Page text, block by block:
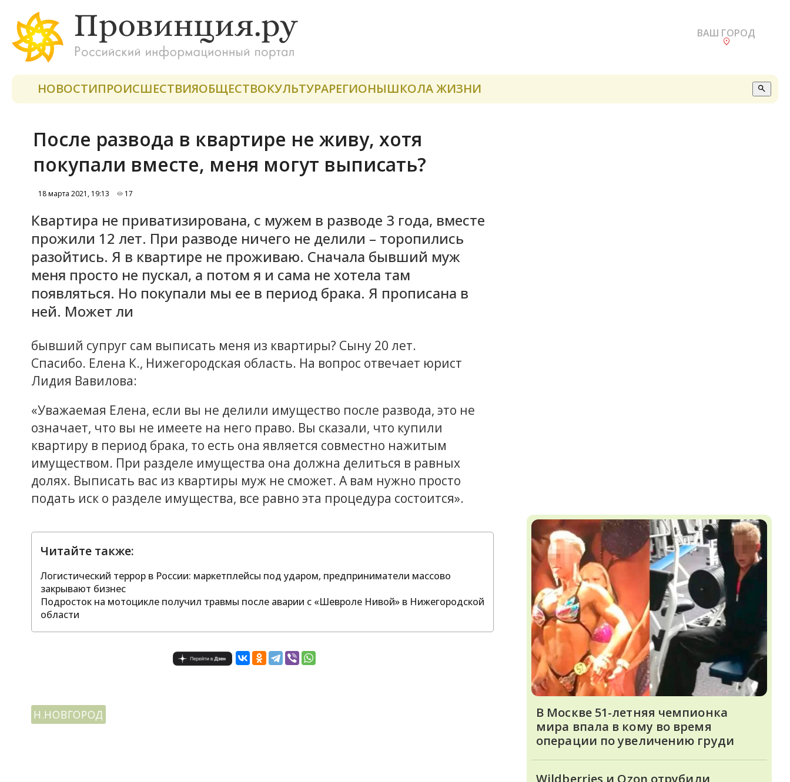
ВАШ ГОРОД
НОВОСТИПРОИСШЕСТВИЯОБЩЕСТВОКУЛЬТУРАРЕГИОНЫШКОЛА ЖИЗНИ
После развода в квартире не живу, хотя
покупали вместе, меня могут выписать?
18 марта 2021, 19:13 17
Квартира не приватизирована, с мужем в разводе 3 года, вместе
прожили 12 лет. При разводе ничего не делили – торопились
разойтись. Я в квартире не проживаю. Сначала бывший муж
меня просто не пускал, а потом я и сама не хотела там
появляться. Но покупали мы ее в период брака. Я прописана в
ней. Может ли
бывший супруг сам выписать меня из квартиры? Сыну 20 лет.
Спасибо. Елена К., Нижегородская область. На вопрос отвечает юрист
Лидия Вавилова:
«Уважаемая Елена, если вы не делили имущество после развода, это не
означает, что вы не имеете на него право. Вы сказали, что купили
квартиру в период брака, то есть она является совместно нажитым
имуществом. При разделе имущества она должна делиться в равных
долях. Выписать вас из квартиры муж не сможет. А вам нужно просто
подать иск о разделе имущества, все равно эта процедура состоится».
Читайте также:
Логистический террор в России: маркетплейсы под ударом, предприниматели массово
закрывают бизнес
Подросток на мотоцикле получил травмы после аварии с «Шевроле Нивой» в Нижегородской
области
Н.НОВГОРОД
В Москве 51-летняя чемпионка
мира впала в кому во время
операции по увеличению груди
Wildberries и Ozon отрубили